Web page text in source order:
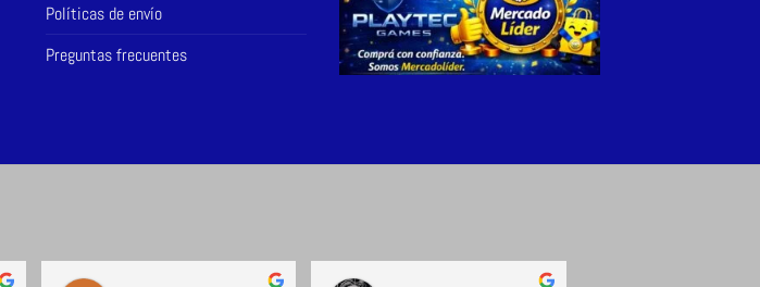
Políticas de envío
Preguntas frecuentes